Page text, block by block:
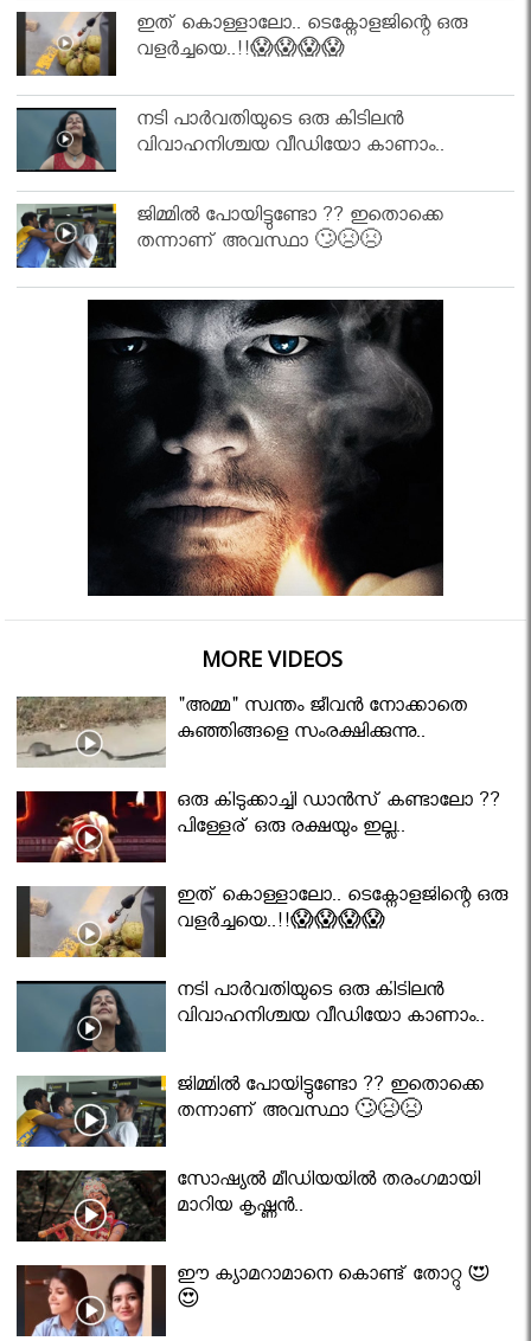
ഇത് കൊള്ളാലോ.. ടെക്നോളജിന്റെ ഒരു
വളർച്ചയെ..!!😱😱😱😱
നടി പാർവതിയുടെ ഒരു കിടിലൻ
വിവാഹനിശ്ചയ വീഡിയോ കാണാം..
ജിമ്മിൽ പോയിട്ടുണ്ടോ ?? ഇതൊക്കെ
തന്നാണ് അവസ്ഥാ 🙄😣😣
MORE VIDEOS
"അമ്മ" സ്വന്തം ജീവൻ നോക്കാതെ
കുഞ്ഞിങ്ങളെ സംരക്ഷിക്കുന്നു..
ഒരു കിടുക്കാച്ചി ഡാൻസ് കണ്ടാലോ ??
പിള്ളേര് ഒരു രക്ഷയും ഇല്ല..
ഇത് കൊള്ളാലോ.. ടെക്നോളജിന്റെ ഒരു
വളർച്ചയെ..!!😱😱😱😱
നടി പാർവതിയുടെ ഒരു കിടിലൻ
വിവാഹനിശ്ചയ വീഡിയോ കാണാം..
ജിമ്മിൽ പോയിട്ടുണ്ടോ ?? ഇതൊക്കെ
തന്നാണ് അവസ്ഥാ 🙄😣😣
സോഷ്യൽ മീഡിയയിൽ തരംഗമായി
മാറിയ കൃഷ്ണൻ..
ഈ ക്യാമറാമാനെ കൊണ്ട് തോറ്റു 😍
😍